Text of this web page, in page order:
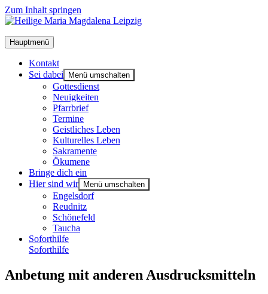
Zum Inhalt springen
Hauptmenü
Kon­takt
Sei dabei
Menü umschalten
Got­tes­dienst
Neu­ig­kei­ten
Pfarr­brief
Ter­mi­ne
Geist­li­ches Leben
Kul­tu­rel­les Leben
Sakra­men­te
Öku­me­ne
Brin­ge dich ein
Hier sind wir
Menü umschalten
Engels­dorf
Reud­nitz
Schö­ne­feld
Tau­cha
Soforthilfe
Soforthilfe
Anbe­tung mit ande­ren Ausdrucksmitteln